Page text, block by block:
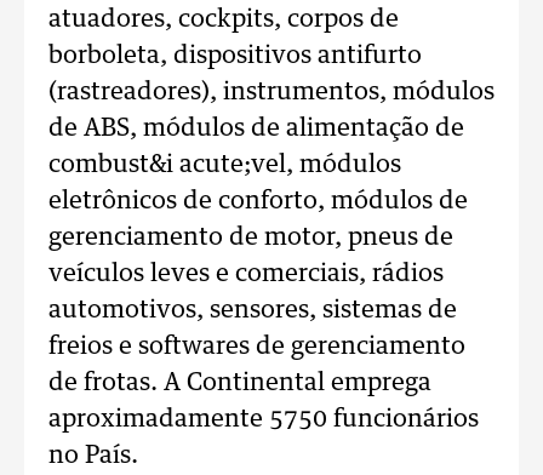
atuadores, cockpits, corpos de
borboleta, dispositivos antifurto
(rastreadores), instrumentos, módulos
de ABS, módulos de alimentação de
combust&i acute;vel, módulos
eletrônicos de conforto, módulos de
gerenciamento de motor, pneus de
veículos leves e comerciais, rádios
automotivos, sensores, sistemas de
freios e softwares de gerenciamento
de frotas. A Continental emprega
aproximadamente 5750 funcionários
no País.